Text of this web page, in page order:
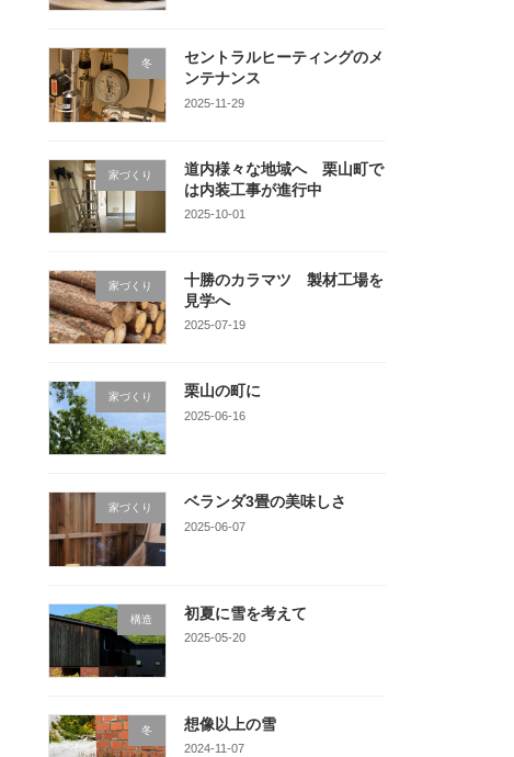
冬
セントラルヒーティングのメ
ンテナンス
2025-11-29
家づくり
道内様々な地域へ 栗山町で
は内装工事が進行中
2025-10-01
家づくり
十勝のカラマツ 製材工場を
見学へ
2025-07-19
家づくり 栗山の町に
2025-06-16
家づくり ベランダ3畳の美味しさ
2025-06-07
構造 初夏に雪を考えて
2025-05-20
冬 想像以上の雪
2024-11-07